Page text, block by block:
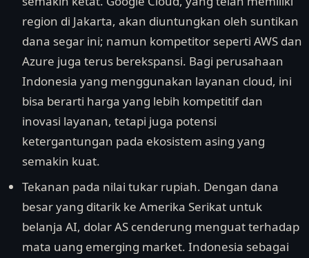
region di Jakarta, akan diuntungkan oleh suntikan
dana segar ini; namun kompetitor seperti AWS dan
Azure juga terus berekspansi. Bagi perusahaan
Indonesia yang menggunakan layanan cloud, ini
bisa berarti harga yang lebih kompetitif dan
inovasi layanan, tetapi juga potensi
ketergantungan pada ekosistem asing yang
semakin kuat.
Tekanan pada nilai tukar rupiah. Dengan dana
besar yang ditarik ke Amerika Serikat untuk
belanja AI, dolar AS cenderung menguat terhadap
mata uang emerging market. Indonesia sebagai